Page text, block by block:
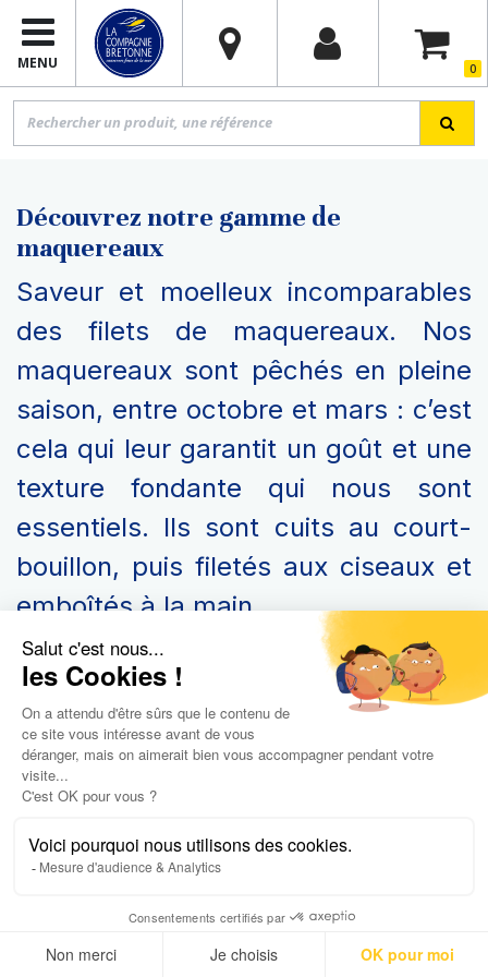
0
MENU
Découvrez notre gamme de
maquereaux
Saveur et moelleux incomparables
des filets de maquereaux. Nos
maquereaux sont pêchés en pleine
saison, entre octobre et mars : c’est
cela qui leur garantit un goût et une
texture fondante qui nous sont
essentiels. Ils sont cuits au court-
bouillon, puis filetés aux ciseaux et
emboîtés à la main.
En savoir plus